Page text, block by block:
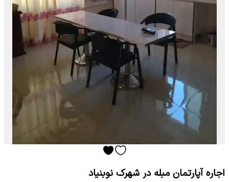
اجاره آپارتمان مبله در شهرک نوبنیاد